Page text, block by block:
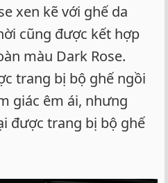
xen kẽ với ghế da
cũng được kết hợp
màu Dark Rose.
trang bị bộ ghế ngồi
giác êm ái, nhưng
được trang bị bộ ghế